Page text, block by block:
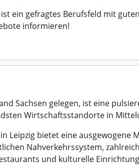
ein gefragtes Berufsfeld mit
informieren!
Sachsen gelegen, ist eine
Wirtschaftsstandorte in
Leipzig bietet eine
Nahverkehrssystem,
und kulturelle